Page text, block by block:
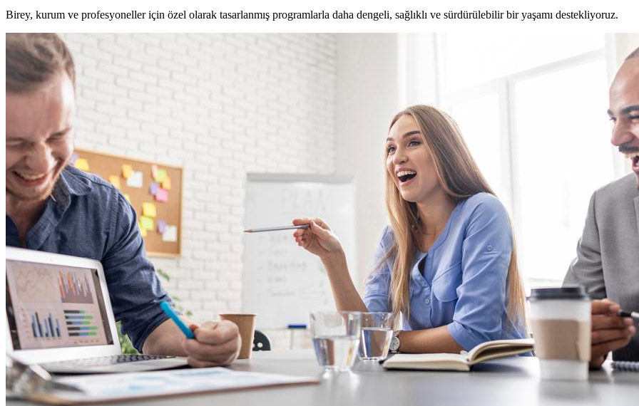
Birey, kurum ve profesyoneller için özel olarak tasarlanmış programlarla daha dengeli, sağlıklı ve sürdürülebilir bir yaşamı destekliyoruz.